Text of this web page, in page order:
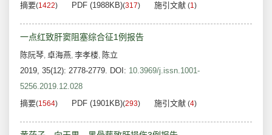
摘要(1422) PDF (1988KB)(317) 施引文献 (1)
一点红致肝窦阻塞综合征1例报告
陈阮琴, 卓海燕, 李孝楼, 陈立
2019, 35(12): 2778-2779. DOI: 10.3969/j.issn.1001-
5256.2019.12.028
摘要(1564) PDF (1901KB)(293) 施引文献 (4)